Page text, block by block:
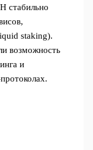
стабильно
staking).
возможность
и